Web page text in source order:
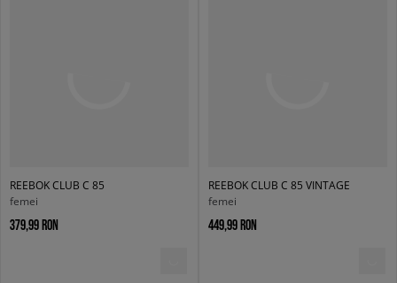
REEBOK CLUB C 85
femei
379,99 RON
REEBOK CLUB C 85 VINTAGE
femei
449,99 RON